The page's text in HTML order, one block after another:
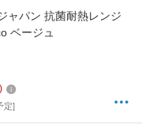
ャパン 抗菌耐熱レンジ
ベージュ
定]